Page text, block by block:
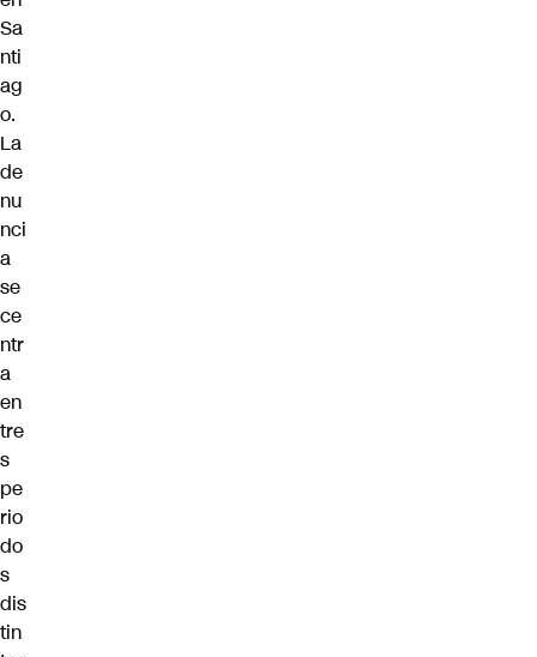
Sa
nti
ag
o.
La
de
nu
nci
a
se
ce
ntr
a
en
tre
s
pe
rio
do
s
dis
tin